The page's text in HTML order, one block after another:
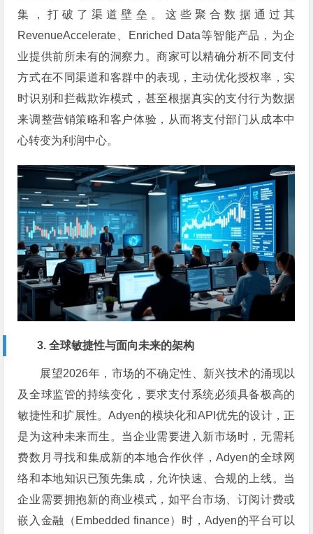
集，打破了渠道壁垒。这些聚合数据通过其
RevenueAccelerate、Enriched Data等智能产品，为企
业提供前所未有的洞察力。商家可以精确分析不同支付
方式在不同渠道和客群中的表现，主动优化授权率，实
时识别和拦截欺诈模式，甚至根据真实的支付行为数据
来调整营销策略和客户体验，从而将支付部门从成本中
心转变为利润中心。
3. 全球敏捷性与面向未来的架构
展望2026年，市场的不确定性、新兴技术的涌现以
及全球监管的持续变化，要求支付系统必须具备极高的
敏捷性和扩展性。Adyen的模块化和API优先的设计，正
是为这种未来而生。当企业需要进入新市场时，无需耗
费数月寻找和集成新的本地合作伙伴，Adyen的全球网
络和本地知识已预先集成，允许快速、合规的上线。当
企业需要拥抱新的商业模式，如平台市场、订阅计费或
嵌入金融（Embedded finance）时，Adyen的平台可以